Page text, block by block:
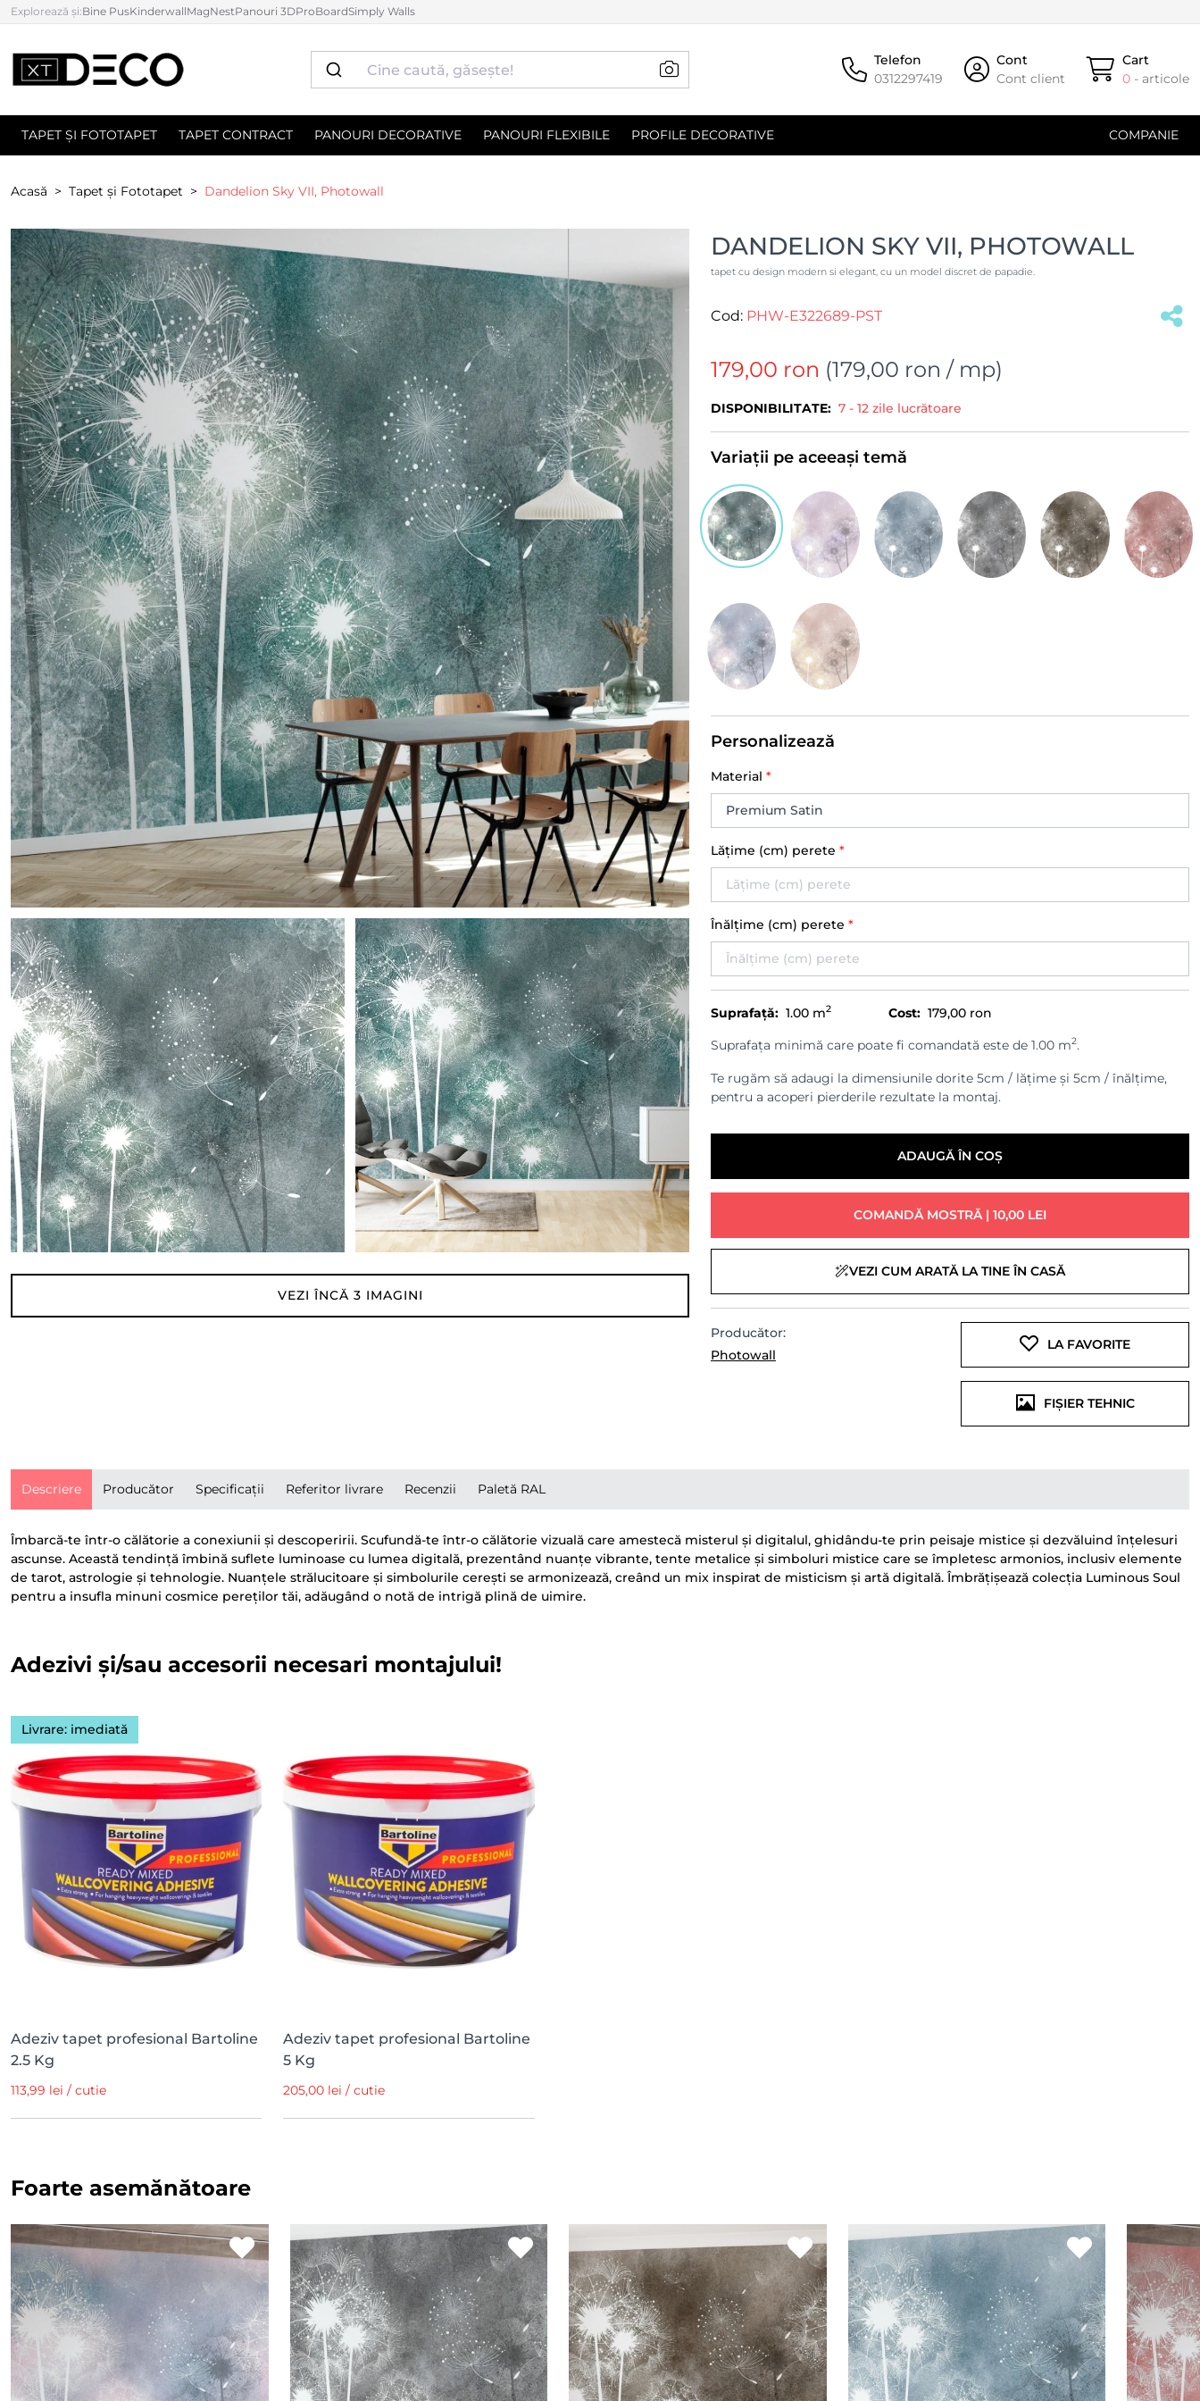
Explorează și:Bine PusKinderwallMagNestPanouri 3DProBoardSimply Walls
Telefon
0312297419
Cont
Cont client
Cart
0 - articole
TAPET ȘI FOTOTAPET TAPET CONTRACT PANOURI DECORATIVE PANOURI FLEXIBILE PROFILE DECORATIVE COMPANIE
Acasă Tapet și Fototapet Dandelion Sky VII, Photowall
VEZI ÎNCĂ 3 IMAGINI
DANDELION SKY VII, PHOTOWALL
tapet cu design modern si elegant, cu un model discret de papadie.
Cod: PHW-E322689-PST
179,00 ron (179,00 ron / mp)
DISPONIBILITATE: 7 - 12 zile lucrătoare
Variații pe aceeași temă
Personalizează
Material *
Lățime (cm) perete *
Înălțime (cm) perete *
Suprafață: 1.00 m2 Cost: 179,00 ron
Suprafața minimă care poate fi comandată este de 1.00 m2.
Te rugăm să adaugi la dimensiunile dorite 5cm / lățime și 5cm / înălțime,
pentru a acoperi pierderile rezultate la montaj.
ADAUGĂ ÎN COȘ
COMANDĂ MOSTRĂ | 10,00 LEI
VEZI CUM ARATĂ LA TINE ÎN CASĂ
Producător:
Photowall
LA FAVORITE
FIȘIER TEHNIC
Descriere Producător Specificații Referitor livrare Recenzii Paletă RAL
Îmbarcă-te într-o călătorie a conexiunii și descoperirii. Scufundă-te într-o călătorie vizuală care amestecă misterul și digitalul, ghidându-te prin peisaje mistice și dezvăluind înțelesuri
ascunse. Această tendință îmbină suflete luminoase cu lumea digitală, prezentând nuanțe vibrante, tente metalice și simboluri mistice care se împletesc armonios, inclusiv elemente
de tarot, astrologie și tehnologie. Nuanțele strălucitoare și simbolurile cerești se armonizează, creând un mix inspirat de misticism și artă digitală. Îmbrățișează colecția Luminous Soul
pentru a insufla minuni cosmice pereților tăi, adăugând o notă de intrigă plină de uimire.
Adezivi și/sau accesorii necesari montajului!
Livrare: imediată
Adeziv tapet profesional Bartoline
2.5 Kg
113,99 lei / cutie
Adeziv tapet profesional Bartoline
5 Kg
205,00 lei / cutie
Foarte asemănătoare